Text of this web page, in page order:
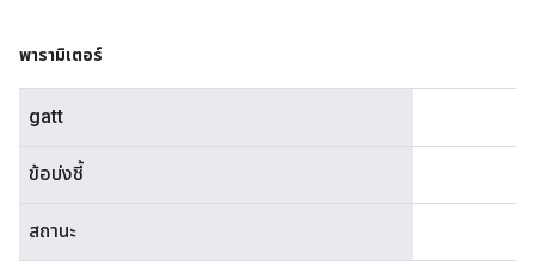
พารามิเตอร์
gatt
ข้อบ่งชี้
สถานะ